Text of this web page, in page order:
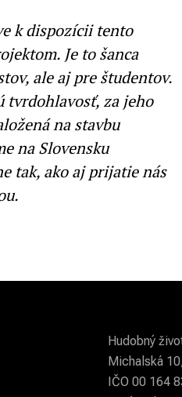
k dispozícii tento
Je to šanca
ale aj pre študentov.
tvrdohlavosť, za jeho
na stavbu
na Slovensku
tak, ako aj prijatie nás
Hudobný
Michalská
IČO 00 164